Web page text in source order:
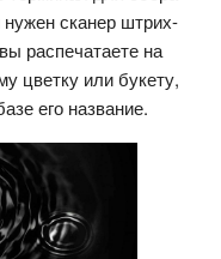
сканер штрих-
распечатаете на
цветку или букету,
его название.